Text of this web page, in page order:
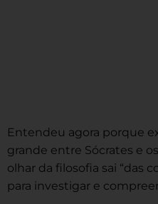
Entendeu agora porque
grande entre Sócrates e
olhar da filosofia sai “das
para investigar e